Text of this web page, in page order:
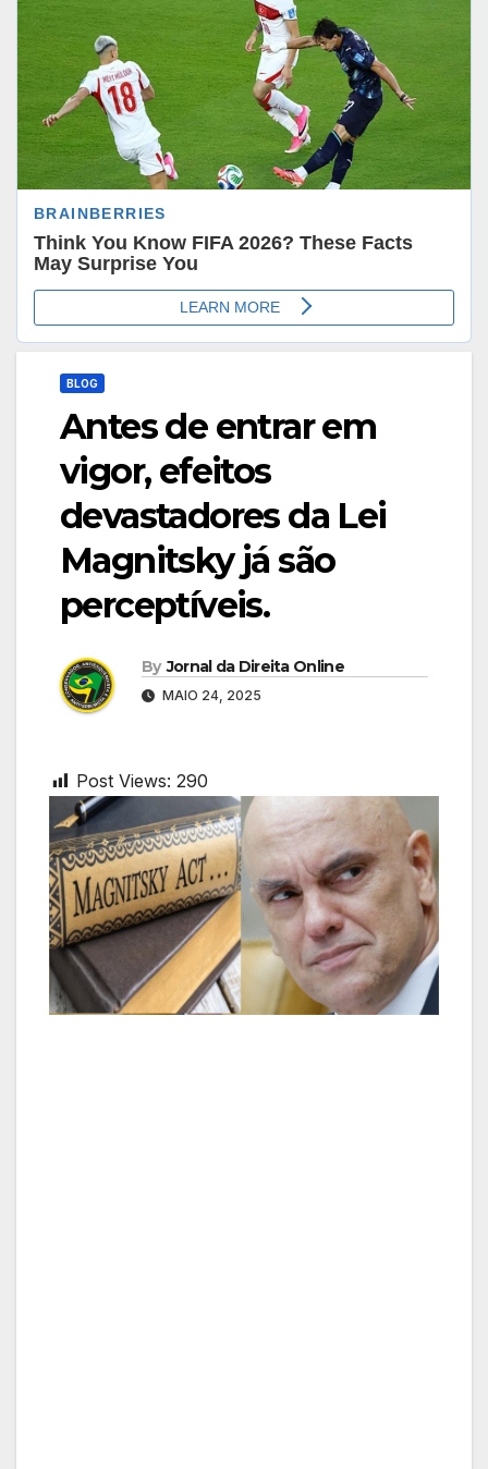
BLOG
Antes de entrar em
vigor, efeitos
devastadores da Lei
Magnitsky já são
perceptíveis.
By Jornal da Direita Online
MAIO 24, 2025
Post Views: 290